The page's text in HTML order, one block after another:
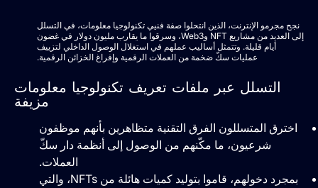
نجح مجرمو الإنترنت، الذين انتحلوا صفة فنيي تكنولوجيا معلومات، في التسلل
إلى العديد من مشاريع NFT وWeb3، وسرقوا ما يقارب مليون دولار في غضون
أيام قليلة. وتتمثل أساليب عملهم في استغلال الوصول الداخلي لتزييف
عمليات سكّ ضخمة من العملات الرقمية وإفراغ الخزائن الرقمية.
التسلل عبر ملفات تعريف تكنولوجيا معلومات
مزيفة
اخترق المتسللون الفرق التقنية متظاهرين بأنهم موظفون
شرعيون، ما مكّنهم من الوصول إلى أنظمة دار سكّ
العملات.
بمجرد دخولهم، قاموا بتوليد كميات هائلة من NFTs، والتي